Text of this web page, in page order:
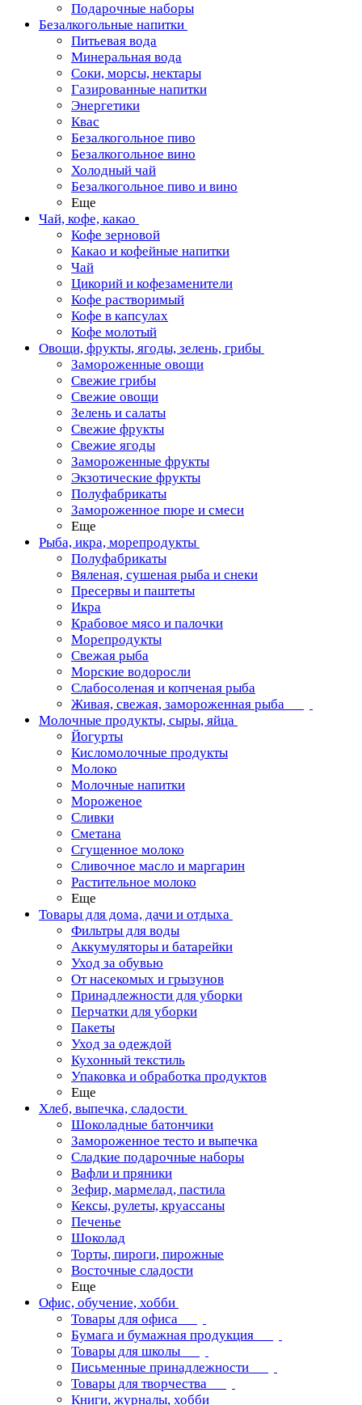
Подарочные наборы
Безалкогольные напитки
Питьевая вода
Минеральная вода
Соки, морсы, нектары
Газированные напитки
Энергетики
Квас
Безалкогольное пиво
Безалкогольное вино
Холодный чай
Безалкогольное пиво и вино
Еще
Чай, кофе, какао
Кофе зерновой
Какао и кофейные напитки
Чай
Цикорий и кофезаменители
Кофе растворимый
Кофе в капсулах
Кофе молотый
Овощи, фрукты, ягоды, зелень, грибы
Замороженные овощи
Свежие грибы
Свежие овощи
Зелень и салаты
Свежие фрукты
Свежие ягоды
Замороженные фрукты
Экзотические фрукты
Полуфабрикаты
Замороженное пюре и смеси
Еще
Рыба, икра, морепродукты
Полуфабрикаты
Вяленая, сушеная рыба и снеки
Пресервы и паштеты
Икра
Крабовое мясо и палочки
Морепродукты
Свежая рыба
Морские водоросли
Слабосоленая и копченая рыба
Живая, свежая, замороженная рыба
Молочные продукты, сыры, яйца
Йогурты
Кисломолочные продукты
Молоко
Молочные напитки
Мороженое
Сливки
Сметана
Сгущенное молоко
Сливочное масло и маргарин
Растительное молоко
Еще
Товары для дома, дачи и отдыха
Фильтры для воды
Аккумуляторы и батарейки
Уход за обувью
От насекомых и грызунов
Принадлежности для уборки
Перчатки для уборки
Пакеты
Уход за одеждой
Кухонный текстиль
Упаковка и обработка продуктов
Еще
Хлеб, выпечка, сладости
Шоколадные батончики
Замороженное тесто и выпечка
Сладкие подарочные наборы
Вафли и пряники
Зефир, мармелад, пастила
Кексы, рулеты, круассаны
Печенье
Шоколад
Торты, пироги, пирожные
Восточные сладости
Еще
Офис, обучение, хобби
Товары для офиса
Бумага и бумажная продукция
Товары для школы
Письменные принадлежности
Товары для творчества
Книги, журналы, хобби